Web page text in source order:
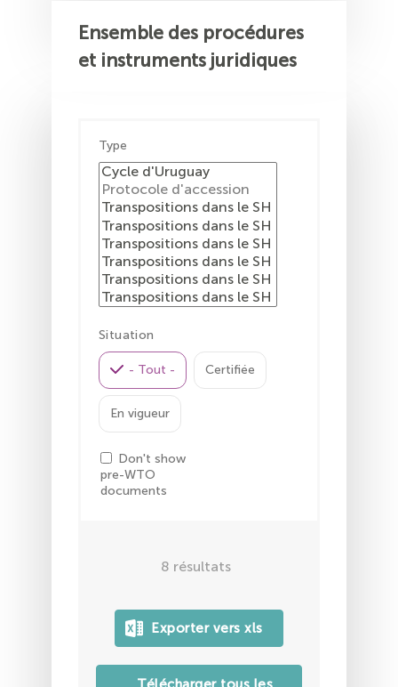
Ensemble des procédures
et instruments juridiques
Type
Situation
- Tout - Certifiée
En vigueur
Don't show
pre-WTO
documents
8 résultats